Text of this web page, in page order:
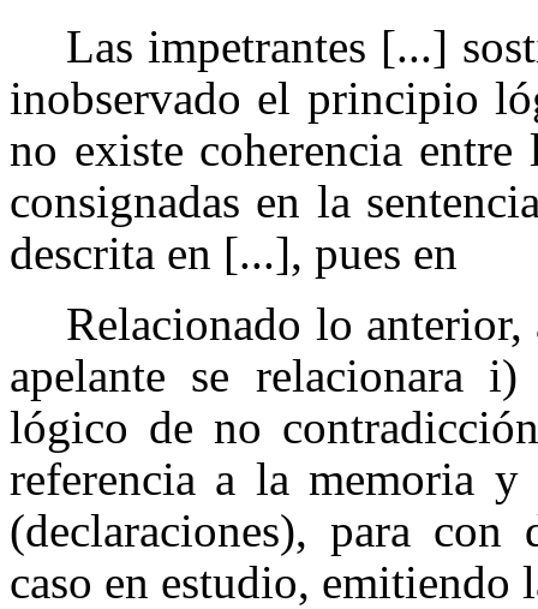
Las impetrantes [...]
inobservado el principio
no existe coherencia entre
consignadas en la
descrita en [...], pues en
Relacionado lo anterior,
apelante se relacionara
lógico de no
referencia a la memoria y
(declaraciones), para
caso en estudio, emitiendo